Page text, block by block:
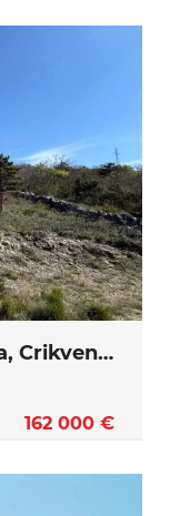
Zemljišče, 624 m2, Prodaja, Crikvenica
162 000 €